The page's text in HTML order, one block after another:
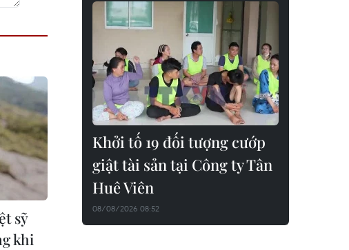
sỹ
khi
Khởi tố 19 đối tượng cướp
giật tài sản tại Công ty Tân
Huê Viên
08/08/2026 08:52